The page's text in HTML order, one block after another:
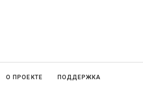
О ПРОЕКТЕ ПОДДЕРЖКА